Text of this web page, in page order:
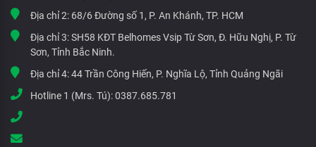
Địa chỉ 2: 68/6 Đường số 1, P. An Khánh, TP. HCM
Địa chỉ 3:SH58 KĐT Belhomes Vsip Từ Sơn, Đ. Hữu Nghị, P. Từ
Sơn, Tỉnh Bắc Ninh.
Địa chỉ 4:44 Trần Công Hiến, P. Nghĩa Lộ, Tỉnh Quảng Ngãi
Hotline 1 (Mrs. Tú):0387.685.781